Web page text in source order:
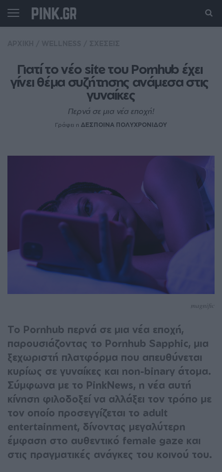
Γιατί το νέο site του Pornhυb έχει
γίνει θέμα συζήτησης ανάμεσα στις
γυναίκες
Περνά σε μια νέα εποχή!
Γράφει η ΔΕΣΠΟΙΝΑ ΠΟΛΥΧΡΟΝΙΔΟΥ
magnific
Το Pornhub περνά σε μια νέα εποχή,
παρουσιάζοντας το Pornhub Sapphic, μια
ξεχωριστή πλατφόρμα που απευθύνεται
κυρίως σε γυναίκες και non-binary άτομα.
Σύμφωνα με το PinkNews, η νέα αυτή
κίνηση φιλοδοξεί να αλλάξει τον τρόπο με
τον οποίο προσεγγίζεται το adult
entertainment, δίνοντας μεγαλύτερη
έμφαση στο αυθεντικό female gaze και
στις πραγματικές ανάγκες του κοινού του.